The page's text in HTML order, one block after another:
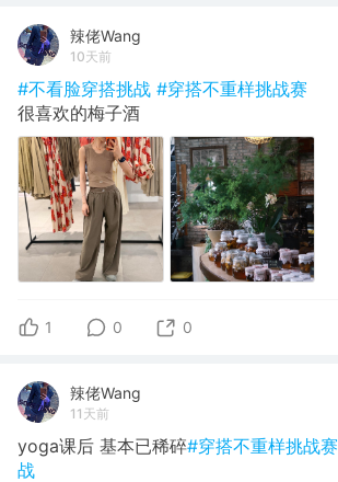
辣佬Wang
10天前
#不看脸穿搭挑战 #穿搭不重样挑战赛
很喜欢的梅子酒
1 0 0
辣佬Wang
11天前
yoga课后 基本已稀碎#穿搭不重样挑战赛
战